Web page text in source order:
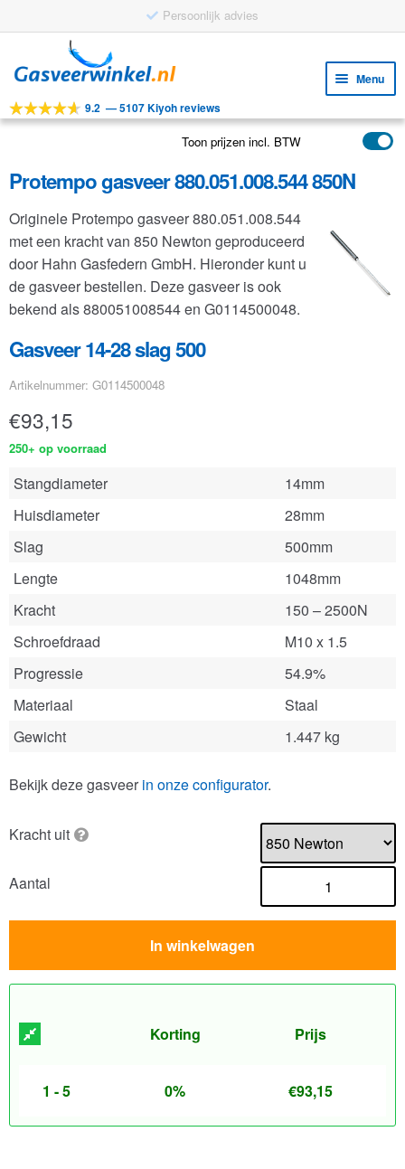
Persoonlijk advies
door
navigatie
naar
inhoud
Menu
Tools
Toepassingen
Klantenservice
FAQ
9.2 —5107 Kiyoh reviews
Toon prijzen incl. BTW
Protempo gasveer 880.051.008.544 850N
Originele Protempo gasveer 880.051.008.544
met een kracht van 850 Newton geproduceerd
door Hahn Gasfedern GmbH. Hieronder kunt u
de gasveer bestellen. Deze gasveer is ook
bekend als 880051008544 en G0114500048.
Gasveer 14-28 slag 500
Artikelnummer: G0114500048
€93,15
250+ op voorraad
Stangdiameter
14mm
Huisdiameter
28mm
Slag
500mm
Lengte
1048mm
Kracht
150 – 2500N
Schroefdraad
M10 x 1.5
Progressie
54.9%
Materiaal
Staal
Gewicht
1.447 kg
Bekijk deze gasveer in onze configurator.
Kracht uit
Aantal
In winkelwagen
Korting Prijs
1 - 5 0% €93,15